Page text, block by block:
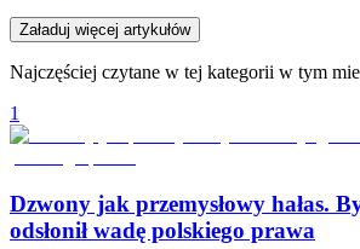
Załaduj więcej artykułów
Najczęściej czytane w tej kategorii w tym
1
Dzwony jak przemysłowy hałas.
odsłonił wadę polskiego prawa